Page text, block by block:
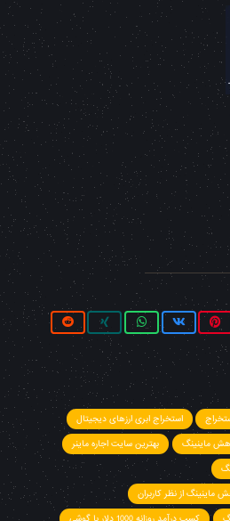
استخراج ابری ارزهای دیجیتال
هش ماینینگ
بهترین سایت اجاره ماینر
از نظر کاربران